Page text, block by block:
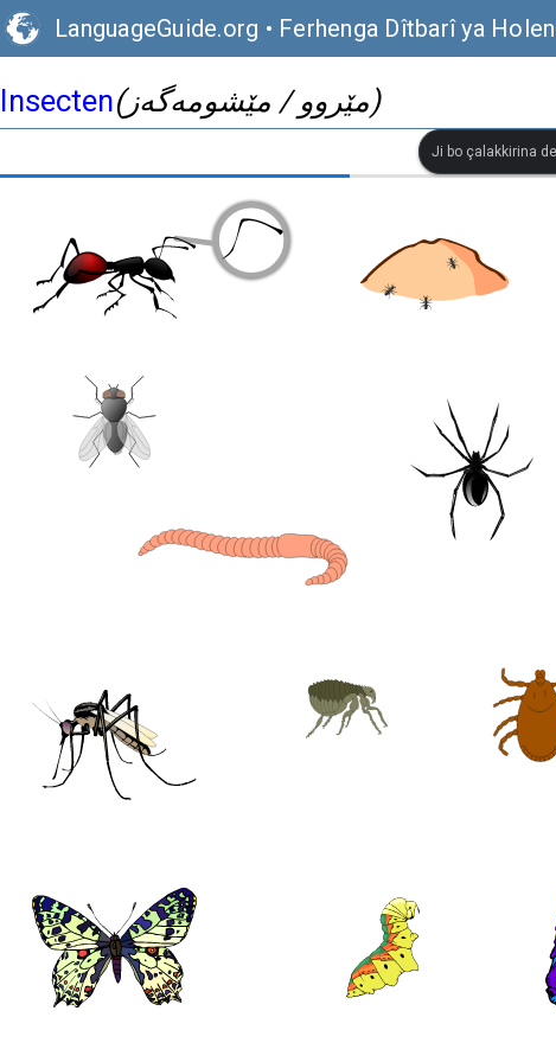
LanguageGuide.org • Ferhenga Dîtbarî ya
Insecten (مێروو / مێشومەگەز)
Ji bo çalakkirina